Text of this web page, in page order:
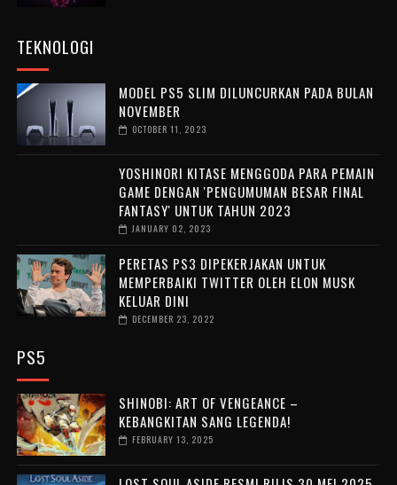
TEKNOLOGI
MODEL PS5 SLIM DILUNCURKAN PADA BULAN
NOVEMBER
OCTOBER 11, 2023
YOSHINORI KITASE MENGGODA PARA PEMAIN
GAME DENGAN 'PENGUMUMAN BESAR FINAL
FANTASY' UNTUK TAHUN 2023
JANUARY 02, 2023
PERETAS PS3 DIPEKERJAKAN UNTUK
MEMPERBAIKI TWITTER OLEH ELON MUSK
KELUAR DINI
DECEMBER 23, 2022
PS5
SHINOBI: ART OF VENGEANCE –
KEBANGKITAN SANG LEGENDA!
FEBRUARY 13, 2025